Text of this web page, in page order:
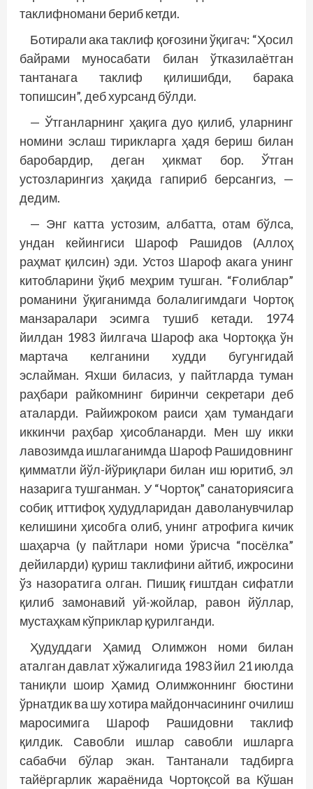
таклифномани бериб кетди.
Ботирали ака таклиф қоғозини ўқигач: “Ҳосил
байрами муносабати билан ўтказилаётган
тантанага таклиф қилишибди, барака
топишсин”, деб хурсанд бўлди.
— Ўтганларнинг ҳақига дуо қилиб, уларнинг
номини эслаш тирикларга ҳадя бериш билан
баробардир, деган ҳикмат бор. Ўтган
устозларингиз ҳақида гапириб берсангиз, —
дедим.
— Энг катта устозим, албатта, отам бўлса,
ундан кейингиси Шароф Рашидов (Аллоҳ
раҳмат қилсин) эди. Устоз Шароф акага унинг
китобларини ўқиб меҳрим тушган. “Ғолиблар”
романини ўқиганимда болалигимдаги Чортоқ
манзаралари эсимга тушиб кетади. 1974
йилдан 1983 йилгача Шароф ака Чортоққа ўн
мартача келганини худди бугунгидай
эслайман. Яхши биласиз, у пайтларда туман
раҳбари райкомнинг биринчи секретари деб
аталарди. Рай­ижроком раиси ҳам тумандаги
иккинчи раҳбар ҳисобланарди. Мен шу икки
лавозимда ишлаганимда Шароф Рашидовнинг
қимматли йўл-йўриқлари билан иш юритиб, эл
назарига тушганман. У “Чортоқ” санаториясига
собиқ иттифоқ ҳудудларидан даволанувчилар
келишини ҳисобга олиб, унинг атрофига кичик
шаҳарча (у пайтлари номи ўрисча “пос­ёлка”
дейиларди) қуриш таклифини айтиб, ижросини
ўз назоратига олган. Пишиқ ғиштдан сифатли
қилиб замонавий уй-жойлар, равон йўллар,
мустаҳкам кўприклар қурилганди.
Ҳудуддаги Ҳамид Олимжон номи билан
аталган давлат хўжалигида 1983 йил 21 июлда
таниқли шоир Ҳамид Олимжоннинг бюстини
ўрнатдик ва шу хотира майдончасининг очилиш
маросимига Шароф Рашидовни таклиф
қилдик. Савобли ишлар савобли ишларга
сабабчи бўлар экан. Тантанали тадбирга
тайёргарлик жараёнида Чортоқсой ва Кўшан